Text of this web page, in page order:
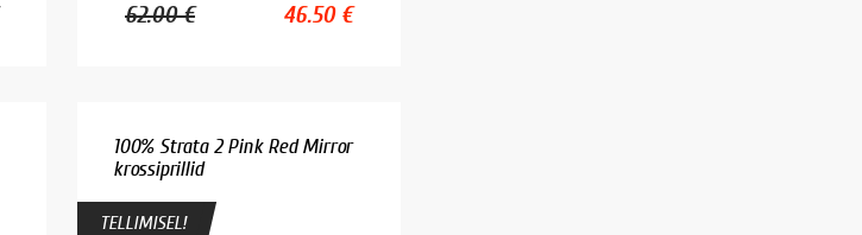
62.00 € 46.50 €
100% Strata 2 Pink Red Mirror
krossiprillid
TELLIMISEL!